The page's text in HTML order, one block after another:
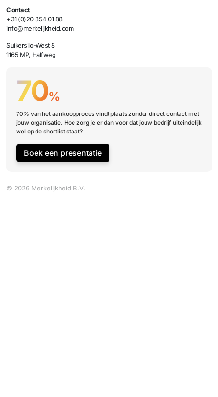
Contact
+31 (0)20 854 01 88
info@merkelijkheid.com
Suikersilo-West 8
1165 MP, Halfweg
70%
70% van het aankoopproces vindt plaats zonder direct contact met
jouw organisatie. Hoe zorg je er dan voor dat jouw bedrijf uiteindelijk
wel op de shortlist staat?
Boek een presentatie
© 2026 Merkelijkheid B.V.